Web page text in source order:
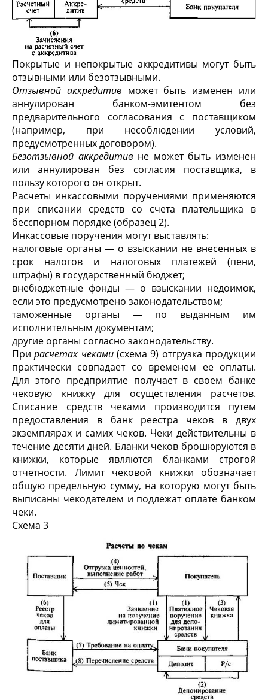
Покрытые и непокрытые аккредитивы могут быть
отзывными или безотзывными.
Отзывной аккредитив может быть изменен или
аннулирован банком-эмитентом без
предварительного согла­сования с поставщиком
(например, при несоблюдении условий,
предусмотренных договором).
Безотзывной аккредитив не может быть изменен
или аннулирован без согласия поставщика, в
пользу которого он открыт.
Расчеты инкассовыми поручениями применяются
при списании средств со счета плательщика в
бесспорном порядке (образец 2).
Инкассовые поручения могут выставлять:
налоговые органы — о взыскании не внесенных в
срок налогов и налоговых платежей (пени,
штрафы) в государственный бюджет;
внебюджетные фонды — о взыскании недоимок,
если это предусмотрено законодательством;
таможенные органы — по выданным им
исполнительным документам;
другие органы согласно законодательству.
Прирасчетах чеками(схема 9) отгрузка продукции
практически совпадает со временем ее оплаты.
Для этого предприятие получает в своем банке
чековую книжку для осуществления расчетов.
Списание средств чеками производится путем
предоставления в банк реестра чеков в двух
экземплярах и самих чеков. Чеки действительны в
течение десяти дней. Бланки чеков брошюруются в
книжки, ко­торые являются бланками строгой
отчетности. Лимит че­ковой книжки обозначает
общую предельную сумму, на которую могут быть
выписаны чекодателем и подлежат оплате банком
чеки.
Схема 3